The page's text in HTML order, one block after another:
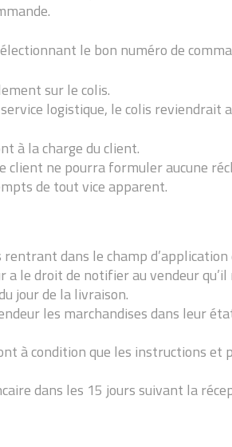
le bon numéro de
sur le colis.
logistique, le colis reviendrait
à la charge du client.
client ne pourra formuler aucune
de tout vice apparent.
dans le champ
le droit de notifier au vendeur
jour de la livraison.
les marchandises dans leur
à condition que les instructions et
dans les 15 jours suivant la